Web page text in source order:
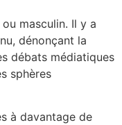
masculin. Il y a
dénonçant la
débats médiatiques
sphères
à davantage de